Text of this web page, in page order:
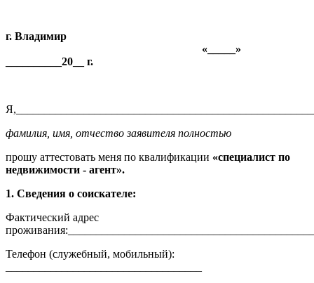
г. Владимир
«_____»
__________20__ г.
фамилия, имя, отчество заявителя полностью
прошу аттестовать меня по квалификации «специалист по
недвижимости - агент».
1. Сведения о соискателе:
Фактический адрес
Телефон (служебный, мобильный):